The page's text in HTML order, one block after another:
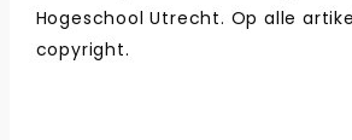
Hogeschool Utrecht. Op alle
copyright.